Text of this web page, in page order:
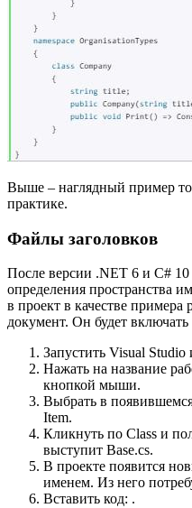
Выше – наглядный пример
практике.
Файлы заголовков
После версии .NET 6 и C# 10
определения пространства
в проект в качестве примера
документ. Он будет включать
Запустить Visual
Нажать на название
кнопкой мыши.
Выбрать в
Item.
Кликнуть по Class и
выступит Base.cs.
В проекте появится
именем. Из него
Вставить код: .